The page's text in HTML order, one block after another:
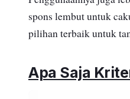
spons lembut untuk
pilihan terbaik untuk
Apa Saja